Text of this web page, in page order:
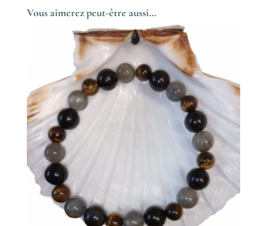
Vous aimerez peut-être aussi…